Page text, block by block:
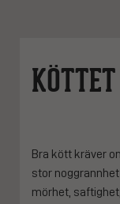
KÖTTET
Bra kött kräver
stor
mörhet,